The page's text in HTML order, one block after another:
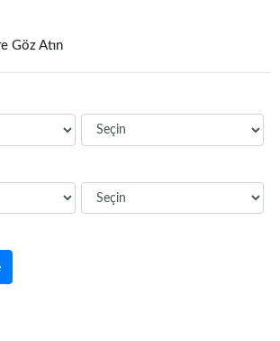
Göz Atın